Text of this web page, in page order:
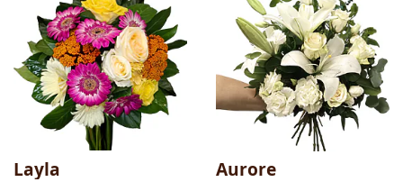
Layla Aurore